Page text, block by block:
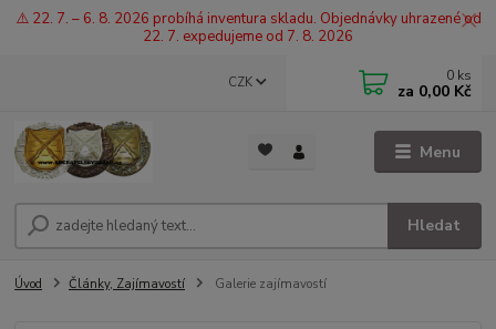
⚠️ 22. 7. – 6. 8. 2026 probíhá inventura skladu. Objednávky uhrazené od
22. 7. expedujeme od 7. 8. 2026
Menu
CZK
Hledat
0 ks
za 0,00 Kč
Úvod Články, Zajímavostí Galerie zajímavostí